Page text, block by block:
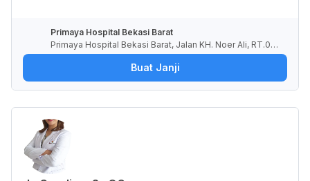
Primaya Hospital Bekasi Barat
Primaya Hospital Bekasi Barat, Jalan KH. Noer Ali, RT.00
1/RW.009, Kayuringin Jaya, Kota Bekasi, Jawa Barat, Indo
Buat Janji